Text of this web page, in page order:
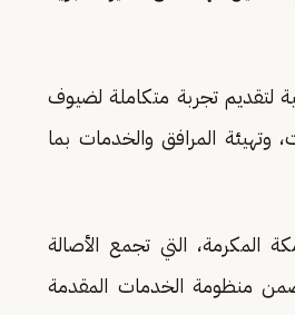
لتقديم تجربة متكاملة لضيوف
وتهيئة المرافق والخدمات بما
المكرمة، التي تجمع الأصالة
ضمن منظومة الخدمات المقدمة